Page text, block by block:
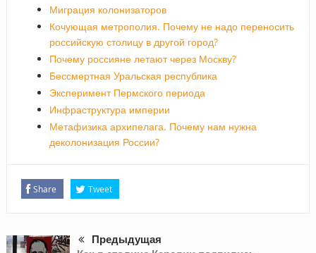
Миграция колонизаторов
Кочующая метрополия. Почему не надо переносить
российскую столицу в другой город?
Почему россияне летают через Москву?
Бессмертная Уральская республика
Эксперимент Пермского периода
Инфраструктура империи
Метафизика архипелага. Почему нам нужна
деколонизация России?
Share Tweet
Предыдущая